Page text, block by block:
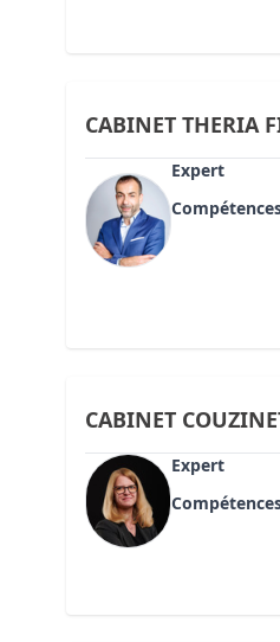
CABINET THERIA
Expert
CABINET
Expert